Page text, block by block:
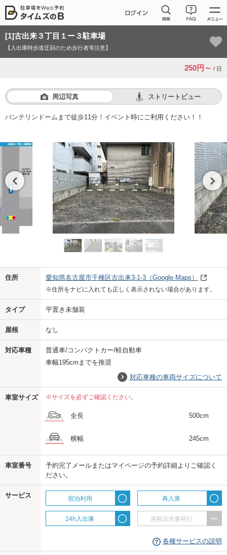
[1]古出来３丁目１ー３駐車場
【入出庫時歩道迂回のため歩行者等注意】
250円～ / 日
周辺写真 ストリートビュー
バンテリンドームまで徒歩11分！イベント時にご利用ください！！
Previo
住所 愛知県名古屋市千種区古出来3-1-3 （Google Maps）
※住所をナビに入れても正しく表示されない場合があります。
タイプ 平置き未舗装
屋根 なし
対応車種
普通車/コンパクトカー/軽自動車
車幅195cmまでを推奨
対応車種の車両サイズについて
車室サイズ ※サイズを必ずご確認ください。
全長 500cm
横幅 245cm
車室番号
予約完了メールまたはマイページの予約詳細よりご確認く
ださい。
サービス 宿泊利用 再入庫
24h入出庫 適格請求書発行
各種サービスの説明